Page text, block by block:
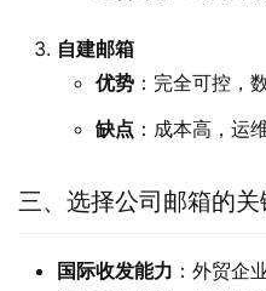
自建邮箱
优势 ：完全可控，
缺点 ：成本高，运
三、选择公司邮箱的关
国际收发能力 ：外贸企